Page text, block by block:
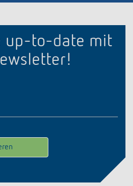
up-to-date mit